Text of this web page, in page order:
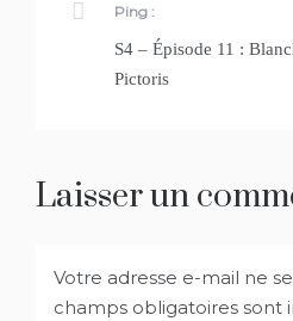
Ping :
S4 – Épisode 11 :
Pictoris
Laisser un
Votre adresse e-mail ne
champs obligatoires sont